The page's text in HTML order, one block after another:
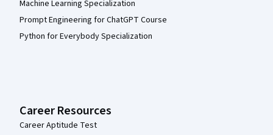
Machine Learning Specialization
Prompt Engineering for ChatGPT Course
Python for Everybody Specialization
Career Resources
Career Aptitude Test